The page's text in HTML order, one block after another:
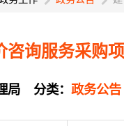
咨询服务采购
局 分类： 政务公告